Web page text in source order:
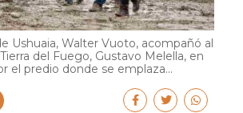
Ushuaia, Walter Vuoto, acompañó al
del Fuego, Gustavo Melella, en
el predio donde se emplaza...